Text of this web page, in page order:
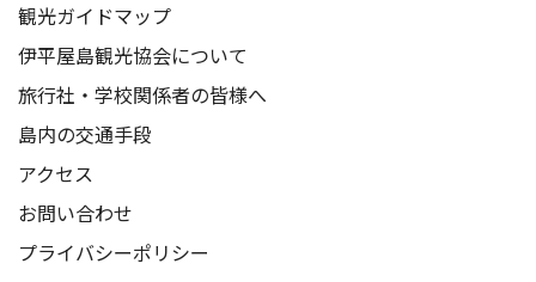
観光ガイドマップ
伊平屋島観光協会について
旅行社・学校関係者の皆様へ
島内の交通手段
アクセス
お問い合わせ
プライバシーポリシー